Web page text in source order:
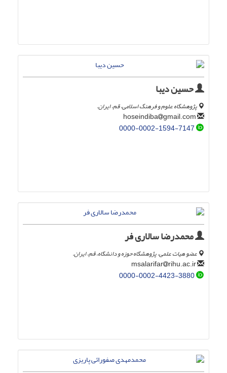
حسین دیبا
پژوهشگاه علوم و فرهنگ اسلامی، قم، ایران.
gmail.com
0000-0002-1594-7147
محمدرضا سالاری فر
عضو هیات علمی، پژوهشگاه حوزه و دانشگاه، قم، ایران.
rihu.ac.ir
0000-0002-4423-3880